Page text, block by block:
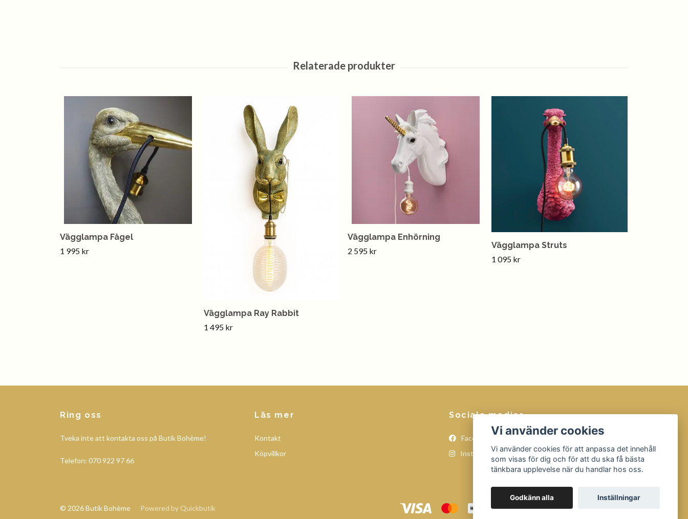
Vägglampa Fågel
1 995 kr
Vägglampa Ray Rabbit
1 495 kr
Vägglampa Enhörning
2 595 kr
Vägglampa Struts
1 095 kr
Ring oss
Tveka inte att kontakta oss på Butik Bohème!
Telefon: 070 922 97 66
Läs mer
Kontakt
Köpvillkor
Sociala medier
Facebook
Instagram
© 2026 Butik Bohème Powered by Quickbutik
Vi använder cookies
Vi använder cookies för att anpassa det innehåll
som visas för dig och för att du ska få bästa
tänkbara upplevelse när du handlar hos oss.
Godkänn alla Inställningar